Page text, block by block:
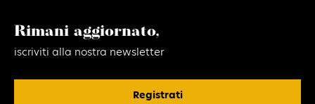
Rimani aggiornato,
iscriviti alla nostra newsletter
Registrati